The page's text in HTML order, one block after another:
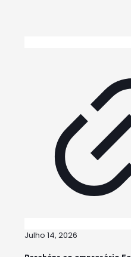
Julho 14, 2026